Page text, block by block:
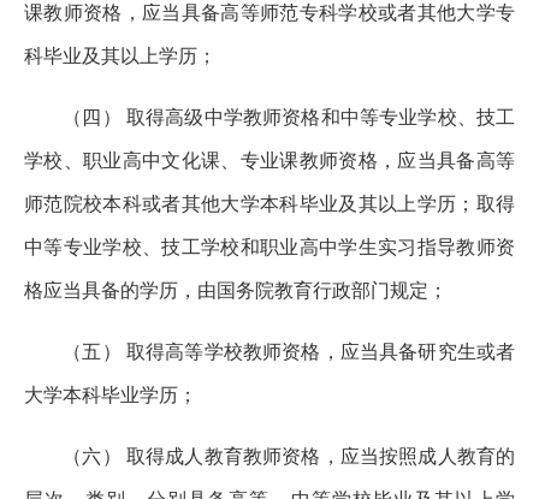
课教师资格，应当具备高等师范专科学校或者其他大学专
科毕业及其以上学历；
（四） 取得高级中学教师资格和中等专业学校、技工
学校、职业高中文化课、专业课教师资格，应当具备高等
师范院校本科或者其他大学本科毕业及其以上学历；取得
中等专业学校、技工学校和职业高中学生实习指导教师资
格应当具备的学历，由国务院教育行政部门规定；
（五） 取得高等学校教师资格，应当具备研究生或者
大学本科毕业学历；
（六） 取得成人教育教师资格，应当按照成人教育的